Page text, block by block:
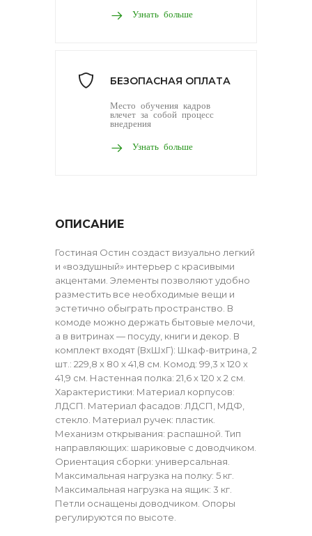
Узнать больше
БЕЗОПАСНАЯ ОПЛАТА
Место обучения кадров
влечет за собой процесс
внедрения
Узнать больше
ОПИСАНИЕ
Гостиная Остин создаст визуально легкий
и «воздушный» интерьер с красивыми
акцентами. Элементы позволяют удобно
разместить все необходимые вещи и
эстетично обыграть пространство. В
комоде можно держать бытовые мелочи,
а в витринах — посуду, книги и декор. В
комплект входят (ВхШхГ): Шкаф-витрина, 2
шт.: 229,8 х 80 х 41,8 см. Комод: 99,3 х 120 х
41,9 см. Настенная полка: 21,6 х 120 х 2 см.
Характеристики: Материал корпусов:
ЛДСП. Материал фасадов: ЛДСП, МДФ,
стекло. Материал ручек: пластик.
Механизм открывания: распашной. Тип
направляющих: шариковые с доводчиком.
Ориентация сборки: универсальная.
Максимальная нагрузка на полку: 5 кг.
Максимальная нагрузка на ящик: 3 кг.
Петли оснащены доводчиком. Опоры
регулируются по высоте.